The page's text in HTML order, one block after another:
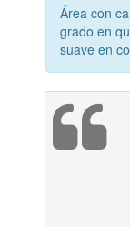
Área con
grado en
suave en